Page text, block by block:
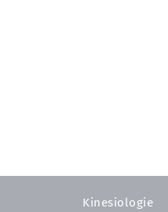
Kinesiologie